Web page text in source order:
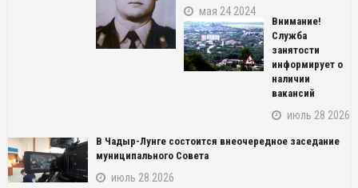
мая 24 2024
Внимание!
Служба
занятости
информирует о
наличии
вакансий
июль 28 2026
В Чадыр-Лунге состоится внеочередное заседание
муниципального Совета
июль 28 2026